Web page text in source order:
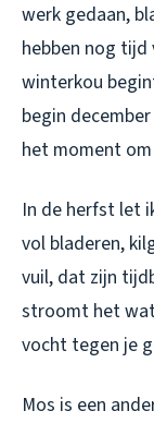
werk gedaan,
hebben nog
winterkou
begin
het moment
In de herfst let
vol bladeren,
vuil, dat zijn
stroomt het
vocht tegen je
Mos is een